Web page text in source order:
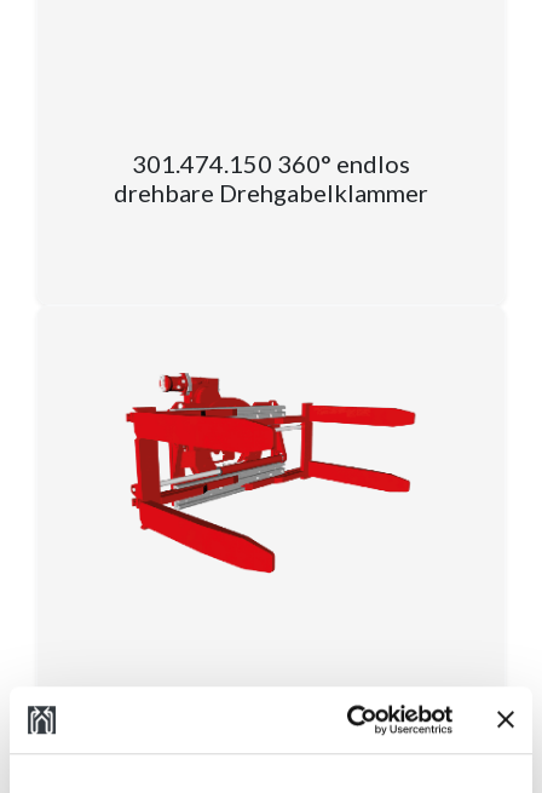
301.474.150 360° endlos
drehbare Drehgabelklammer
301.474.4 360° endlos drehbare